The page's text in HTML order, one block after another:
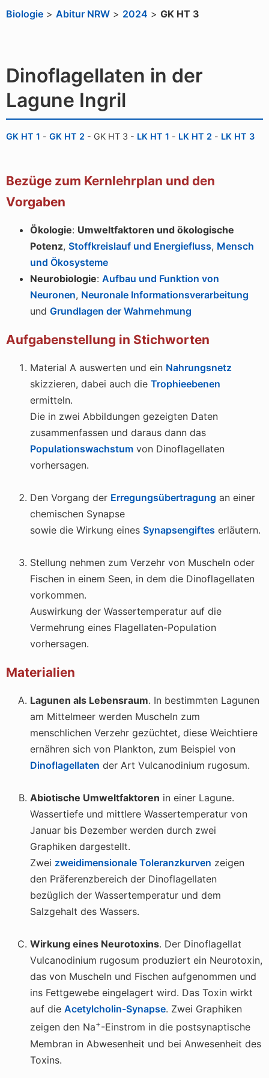
Biologie > Abitur NRW > 2024 > GK HT 3
Dinoflagellaten in der
Lagune Ingril
GK HT 1 - GK HT 2 - GK HT 3 - LK HT 1 - LK HT 2 - LK HT 3
Bezüge zum Kernlehrplan und den
Vorgaben
Ökologie: Umweltfaktoren und ökologische
Potenz, Stoffkreislauf und Energiefluss, Mensch
und Ökosysteme
Neurobiologie: Aufbau und Funktion von
Neuronen, Neuronale Informationsverarbeitung
und Grundlagen der Wahrnehmung
Aufgabenstellung in Stichworten
Material A auswerten und ein Nahrungsnetz
skizzieren, dabei auch die Trophieebenen
ermitteln.
Die in zwei Abbildungen gezeigten Daten
zusammenfassen und daraus dann das
Populationswachstum von Dinoflagellaten
vorhersagen.
Den Vorgang der Erregungsübertragung an einer
chemischen Synapse
sowie die Wirkung eines Synapsengiftes erläutern.
Stellung nehmen zum Verzehr von Muscheln oder
Fischen in einem Seen, in dem die Dinoflagellaten
vorkommen.
Auswirkung der Wassertemperatur auf die
Vermehrung eines Flagellaten-Population
vorhersagen.
Materialien
Lagunen als Lebensraum. In bestimmten Lagunen
am Mittelmeer werden Muscheln zum
menschlichen Verzehr gezüchtet, diese Weichtiere
ernähren sich von Plankton, zum Beispiel von
Dinoflagellaten der Art Vulcanodinium rugosum.
Abiotische Umweltfaktoren in einer Lagune.
Wassertiefe und mittlere Wassertemperatur von
Januar bis Dezember werden durch zwei
Graphiken dargestellt.
Zwei zweidimensionale Toleranzkurven zeigen
den Präferenzbereich der Dinoflagellaten
bezüglich der Wassertemperatur und dem
Salzgehalt des Wassers.
Wirkung eines Neurotoxins. Der Dinoflagellat
Vulcanodinium rugosum produziert ein Neurotoxin,
das von Muscheln und Fischen aufgenommen und
ins Fettgewebe eingelagert wird. Das Toxin wirkt
auf die Acetylcholin-Synapse. Zwei Graphiken
zeigen den Na+-Einstrom in die postsynaptische
Membran in Abwesenheit und bei Anwesenheit des
Toxins.